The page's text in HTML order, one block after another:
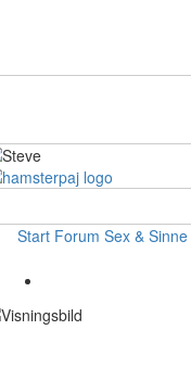
Start Forum Sex & Sinne